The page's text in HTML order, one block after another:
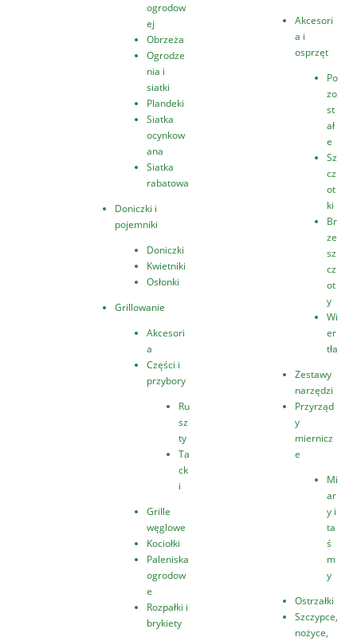
ogrodow
ej
Obrzeża
Ogrodze
nia i
siatki
Plandeki
Siatka
ocynkow
ana
Siatka
rabatowa
Doniczki i
pojemniki
Doniczki
Kwietniki
Osłonki
Grillowanie
Akcesori
a
Części i
przybory
Ru
sz
ty
Ta
ck
i
Grille
węglowe
Kociołki
Paleniska
ogrodow
e
Rozpałki i
brykiety
Akcesori
a i
osprzęt
Po
zo
st
ał
e
Sz
cz
ot
ki
Br
ze
sz
cz
ot
y
Wi
er
tła
Zestawy
narzędzi
Przyrząd
y
miernicz
e
Mi
ar
y i
ta
ś
m
y
Ostrzałki
Szczypce,
nożyce,